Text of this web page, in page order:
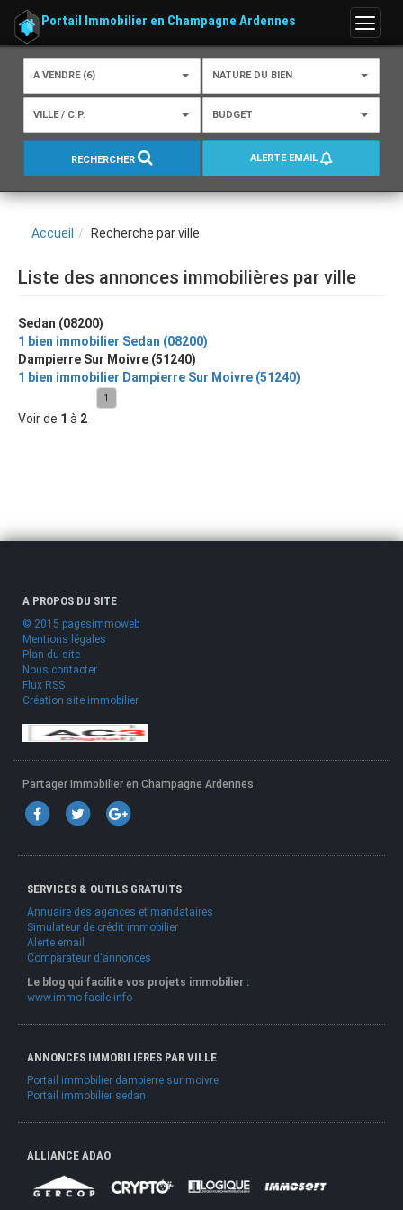
Menu
Portail Immobilier en Champagne Ardennes
A VENDRE (6) NATURE DU BIEN
VILLE / C.P. BUDGET
RECHERCHER ALERTE EMAIL
Accueil Recherche par ville
Liste des annonces immobilières par ville
Sedan (08200)
1 bien immobilier Sedan (08200)
Dampierre Sur Moivre (51240)
1 bien immobilier Dampierre Sur Moivre (51240)
Voir de 1 à 2
1
A PROPOS DU SITE
© 2015 pagesimmoweb
Mentions légales
Plan du site
Nous contacter
Flux RSS
Création site immobilier
Partager Immobilier en Champagne Ardennes
SERVICES & OUTILS GRATUITS
Annuaire des agences et mandataires
Simulateur de crédit immobilier
Alerte email
Comparateur d'annonces
Le blog qui facilite vos projets immobilier :
www.immo-facile.info
ANNONCES IMMOBILIÈRES PAR VILLE
Portail immobilier dampierre sur moivre
Portail immobilier sedan
ALLIANCE ADAO